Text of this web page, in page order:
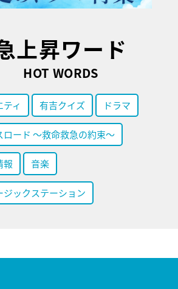
上昇ワード
HOT WORDS
ティ 有吉クイズ ドラマ
ロード ～救命救急の約束～
報 音楽
ジックステーション